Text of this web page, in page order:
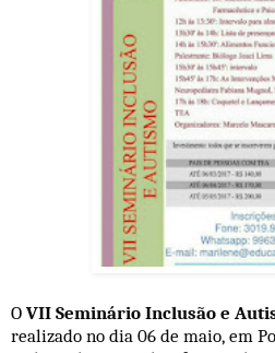
O VII Seminário Inclusão e
realizado no dia 06 de maio, em